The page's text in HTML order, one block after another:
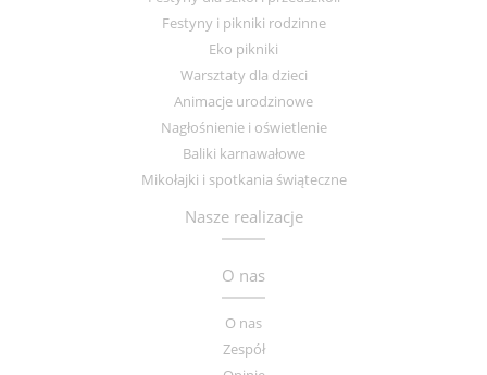
Festyny i pikniki rodzinne
Eko pikniki
Warsztaty dla dzieci
Animacje urodzinowe
Nagłośnienie i oświetlenie
Baliki karnawałowe
Mikołajki i spotkania świąteczne
Nasze realizacje
O nas
O nas
Zespół